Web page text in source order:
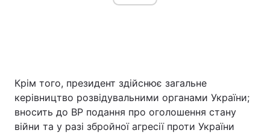
Крім того, президент здійснює загальне
керівництво розвідувальними органами України;
вносить до ВР подання про оголошення стану
війни та у разі збройної агресії проти України